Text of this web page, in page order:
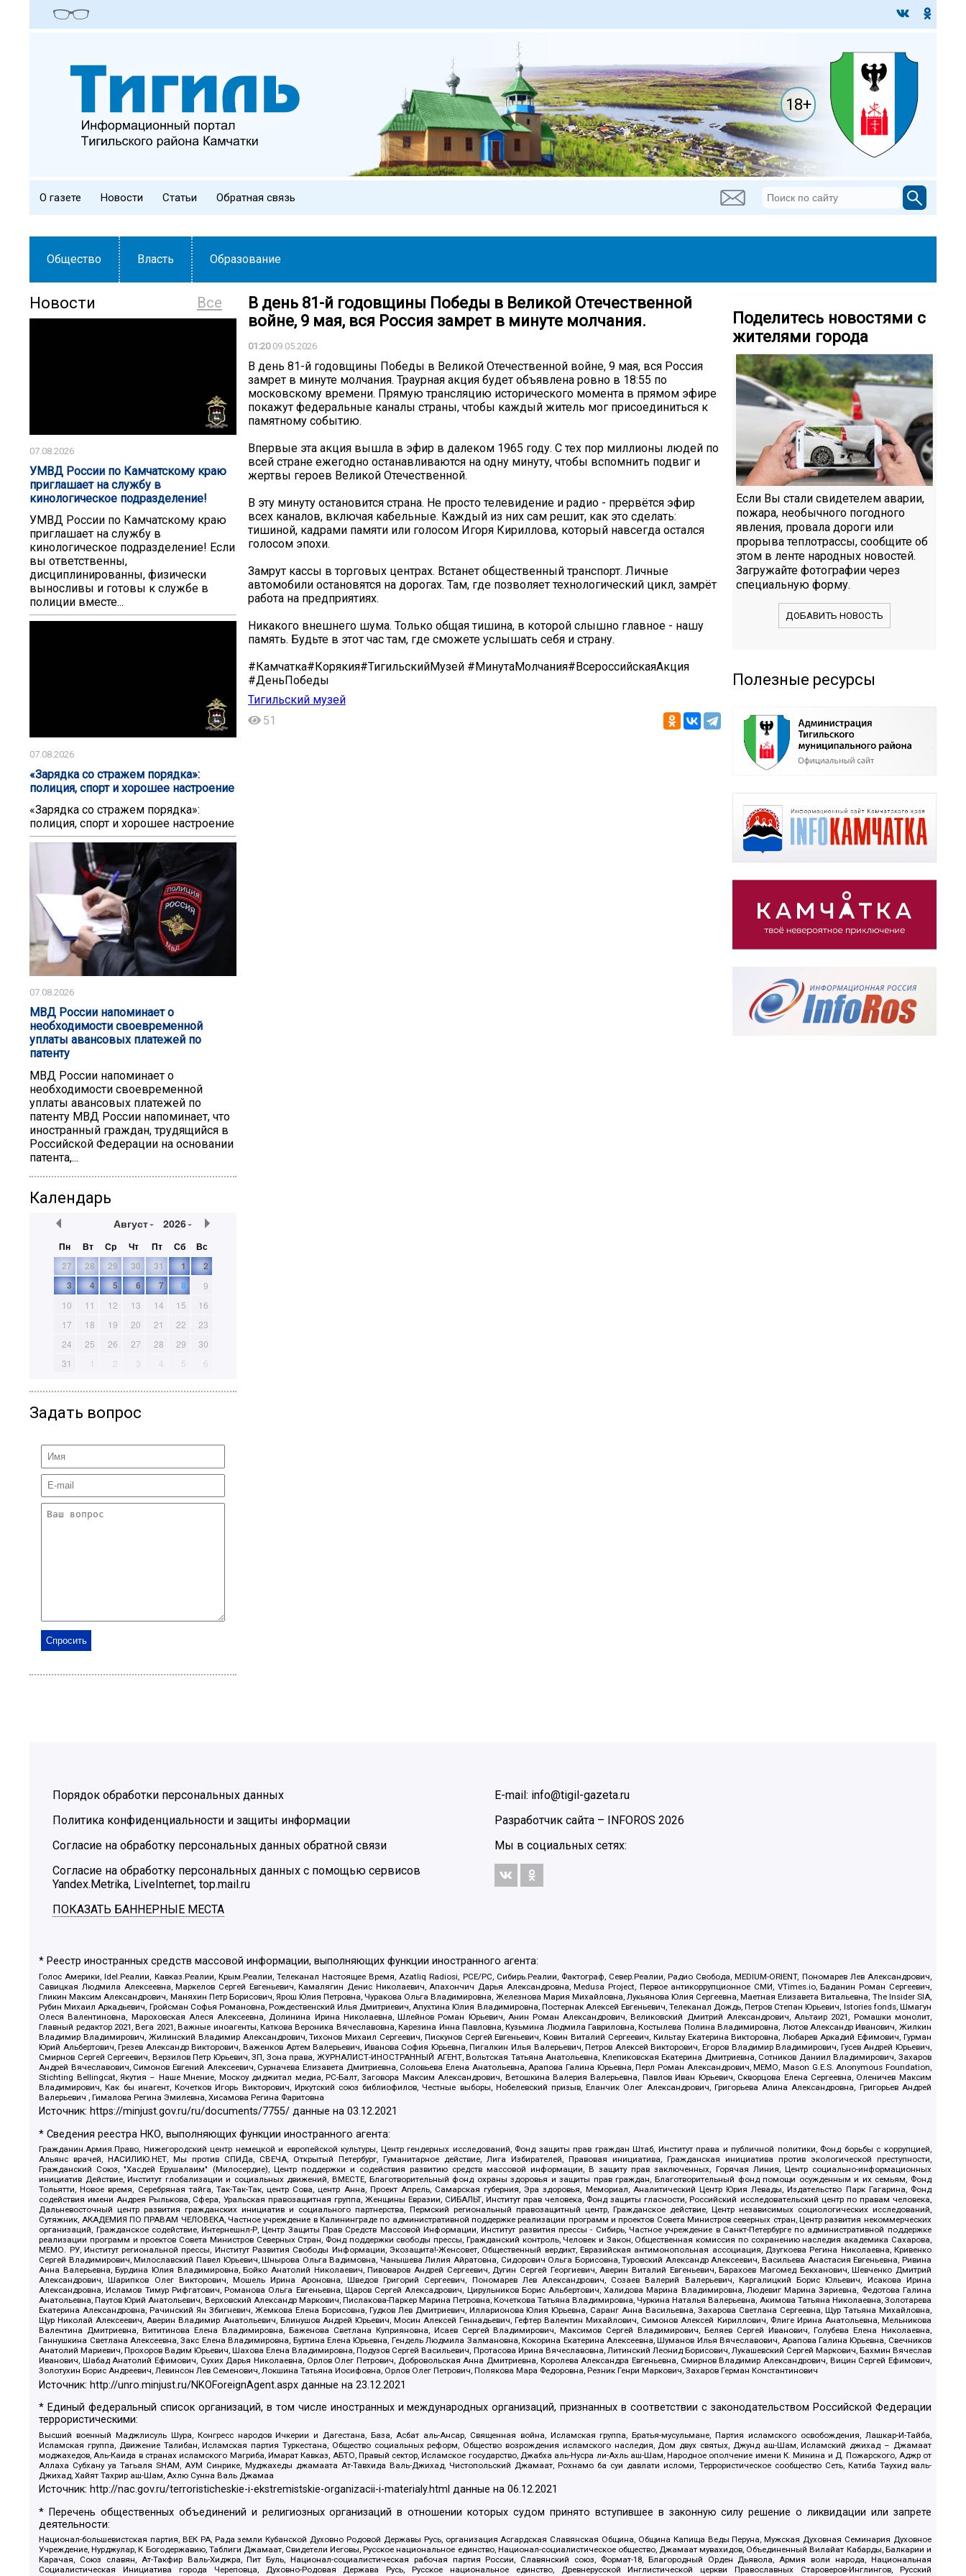
18+
О газете Новости Статьи Обратная связь
Общество Власть Образование
Все
Новости
07.08.2026
УМВД России по Камчатскому краю
приглашает на службу в
кинологическое подразделение!
УМВД России по Камчатскому краю
приглашает на службу в
кинологическое подразделение! Если
вы ответственны,
дисциплинированны, физически
выносливы и готовы к службе в
полиции вместе...
07.08.2026
«Зарядка со стражем порядка»:
полиция, спорт и хорошее настроение
«Зарядка со стражем порядка»:
полиция, спорт и хорошее настроение
07.08.2026
МВД России напоминает о
необходимости своевременной
уплаты авансовых платежей по
патенту
МВД России напоминает о
необходимости своевременной
уплаты авансовых платежей по
патенту ️МВД России напоминает, что
иностранный граждан, трудящийся в
Российской Федерации на основании
патента,...
Календарь
Август 2026
Пн Вт Ср Чт Пт Сб
Вс
27
28 29 30 31 1
2
3
4 5 6 7 8
9
10
11 12 13 14 15
16
17
18 19 20 21 22
23
24
25 26 27 28 29
30
31
1 2 3 4 5 6
Задать вопрос
В день 81-й годовщины Победы в Великой Отечественной
войне, 9 мая, вся Россия замрет в минуте молчания.
01:2009.05.2026
В день 81-й годовщины Победы в Великой Отечественной войне, 9 мая, вся Россия
замрет в минуте молчания. Траурная акция будет объявлена ровно в 18:55 по
московскому времени. Прямую трансляцию исторического момента в прямом эфире
покажут федеральные каналы страны, чтобы каждый житель мог присоединиться к
памятному событию.
Впервые эта акция вышла в эфир в далеком 1965 году. С тех пор миллионы людей по
всей стране ежегодно останавливаются на одну минуту, чтобы вспомнить подвиг и
жертвы героев Великой Отечественной.
️В эту минуту остановится страна. Не просто телевидение и радио - прервётся эфир
всех каналов, включая кабельные. Каждый из них сам решит, как это сделать:
тишиной, кадрами памяти или голосом Игоря Кириллова, который навсегда остался
голосом эпохи.
Замрут кассы в торговых центрах. Встанет общественный транспорт. Личные
автомобили остановятся на дорогах. Там, где позволяет технологический цикл, замрёт
работа на предприятиях.
Никакого внешнего шума. Только общая тишина, в которой слышно главное - нашу
память. Будьте в этот час там, где сможете услышать себя и страну.
#Камчатка#Корякия#ТигильскийМузей #МинутаМолчания#ВсероссийскаяАкция
#ДеньПобеды
Тигильский музей
51
Поделитесь новостями с
жителями города
Если Вы стали свидетелем аварии,
пожара, необычного погодного
явления, провала дороги или
прорыва теплотрассы, сообщите об
этом в ленте народных новостей.
Загружайте фотографии через
специальную форму.
ДОБАВИТЬ НОВОСТЬ
Полезные ресурсы
Порядок обработки персональных данных
Политика конфиденциальности и защиты информации
Согласие на обработку персональных данных обратной связи
Согласие на обработку персональных данных с помощью сервисов
Yandex.Metrika, LiveInternet, top.mail.ru
ПОКАЗАТЬ БАННЕРНЫЕ МЕСТА
E-mail: info@tigil-gazeta.ru
Разработчик сайта – INFOROS 2026
Мы в социальных сетях:
* Реестр иностранных средств массовой информации, выполняющих функции иностранного агента:
Голос Америки, Idel.Реалии, Кавказ.Реалии, Крым.Реалии, Телеканал Настоящее Время, Azatliq Radiosi, PCE/PC, Сибирь.Реалии, Фактограф, Север.Реалии, Радио Свобода, MEDIUM-ORIENT, Пономарев Лев Александрович,
Савицкая Людмила Алексеевна, Маркелов Сергей Евгеньевич, Камалягин Денис Николаевич, Апахончич Дарья Александровна, Medusa Project, Первое антикоррупционное СМИ, VTimes.io, Баданин Роман Сергеевич,
Гликин Максим Александрович, Маняхин Петр Борисович, Ярош Юлия Петровна, Чуракова Ольга Владимировна, Железнова Мария Михайловна, Лукьянова Юлия Сергеевна, Маетная Елизавета Витальевна, The Insider SIA,
Рубин Михаил Аркадьевич, Гройсман Софья Романовна, Рождественский Илья Дмитриевич, Апухтина Юлия Владимировна, Постернак Алексей Евгеньевич, Телеканал Дождь, Петров Степан Юрьевич, Istories fonds, Шмагун
Олеся Валентиновна, Мароховская Алеся Алексеевна, Долинина Ирина Николаевна, Шлейнов Роман Юрьевич, Анин Роман Александрович, Великовский Дмитрий Александрович, Альтаир 2021, Ромашки монолит,
Главный редактор 2021, Вега 2021, Важные иноагенты, Каткова Вероника Вячеславовна, Карезина Инна Павловна, Кузьмина Людмила Гавриловна, Костылева Полина Владимировна, Лютов Александр Иванович, Жилкин
Владимир Владимирович, Жилинский Владимир Александрович, Тихонов Михаил Сергеевич, Пискунов Сергей Евгеньевич, Ковин Виталий Сергеевич, Кильтау Екатерина Викторовна, Любарев Аркадий Ефимович, Гурман
Юрий Альбертович, Грезев Александр Викторович, Важенков Артем Валерьевич, Иванова София Юрьевна, Пигалкин Илья Валерьевич, Петров Алексей Викторович, Егоров Владимир Владимирович, Гусев Андрей Юрьевич,
Смирнов Сергей Сергеевич, Верзилов Петр Юрьевич, ЗП, Зона права, ЖУРНАЛИСТ-ИНОСТРАННЫЙ АГЕНТ, Вольтская Татьяна Анатольевна, Клепиковская Екатерина Дмитриевна, Сотников Даниил Владимирович, Захаров
Андрей Вячеславович, Симонов Евгений Алексеевич, Сурначева Елизавета Дмитриевна, Соловьева Елена Анатольевна, Арапова Галина Юрьевна, Перл Роман Александрович, МЕМО, Mason G.E.S. Anonymous Foundation,
Stichting Bellingcat, Якутия – Наше Мнение, Москоу диджитал медиа, РС-Балт, Заговора Максим Александрович, Ветошкина Валерия Валерьевна, Павлов Иван Юрьевич, Скворцова Елена Сергеевна, Оленичев Максим
Владимирович, Как бы инагент, Кочетков Игорь Викторович, Иркутский союз библиофилов, Честные выборы, Нобелевский призыв, Еланчик Олег Александрович, Григорьева Алина Александровна, Григорьев Андрей
Валерьевич , Гималова Регина Эмилевна, Хисамова Регина Фаритовна
Источник: https://minjust.gov.ru/ru/documents/7755/ данные на03.12.2021
* Сведения реестра НКО, выполняющих функции иностранного агента:
Гражданин.Армия.Право, Нижегородский центр немецкой и европейской культуры, Центр гендерных исследований, Фонд защиты прав граждан Штаб, Институт права и публичной политики, Фонд борьбы с коррупцией,
Альянс врачей, НАСИЛИЮ.НЕТ, Мы против СПИДа, СВЕЧА, Открытый Петербург, Гуманитарное действие, Лига Избирателей, Правовая инициатива, Гражданская инициатива против экологической преступности,
Гражданский Союз, "Хасдей Ерушалаим" (Милосердие), Центр поддержки и содействия развитию средств массовой информации, В защиту прав заключенных, Горячая Линия, Центр социально-информационных
инициатив Действие, Институт глобализации и социальных движений, ВМЕСТЕ, Благотворительный фонд охраны здоровья и защиты прав граждан, Благотворительный фонд помощи осужденным и их семьям, Фонд
Тольятти, Новое время, Серебряная тайга, Так-Так-Так, центр Сова, центр Анна, Проект Апрель, Самарская губерния, Эра здоровья, Мемориал, Аналитический Центр Юрия Левады, Издательство Парк Гагарина, Фонд
содействия имени Андрея Рылькова, Сфера, Уральская правозащитная группа, Женщины Евразии, СИБАЛЬТ, Институт прав человека, Фонд защиты гласности, Российский исследовательский центр по правам человека,
Дальневосточный центр развития гражданских инициатив и социального партнерства, Пермский региональный правозащитный центр, Гражданское действие, Центр независимых социологических исследований,
Сутяжник, АКАДЕМИЯ ПО ПРАВАМ ЧЕЛОВЕКА, Частное учреждение в Калининграде по административной поддержке реализации программ и проектов Совета Министров северных стран, Центр развития некоммерческих
организаций, Гражданское содействие, Интернешнл-Р, Центр Защиты Прав Средств Массовой Информации, Институт развития прессы - Сибирь, Частное учреждение в Санкт-Петербурге по административной поддержке
реализации программ и проектов Совета Министров Северных Стран, Фонд поддержки свободы прессы, Гражданский контроль, Человек и Закон, Общественная комиссия по сохранению наследия академика Сахарова,
МЕМО. РУ, Институт региональной прессы, Институт Развития Свободы Информации, Экозащита!-Женсовет, Общественный вердикт, Евразийская антимонопольная ассоциация, Дзугкоева Регина Николаевна, Кривенко
Сергей Владимирович, Милославский Павел Юрьевич, Шнырова Ольга Вадимовна, Чанышева Лилия Айратовна, Сидорович Ольга Борисовна, Туровский Александр Алексеевич, Васильева Анастасия Евгеньевна, Ривина
Анна Валерьевна, Бурдина Юлия Владимировна, Бойко Анатолий Николаевич, Пивоваров Андрей Сергеевич, Дугин Сергей Георгиевич, Аверин Виталий Евгеньевич, Барахоев Магомед Бекханович, Шевченко Дмитрий
Александрович, Шарипков Олег Викторович, Мошель Ирина Ароновна, Шведов Григорий Сергеевич, Пономарев Лев Александрович, Созаев Валерий Валерьевич, Каргалицкий Борис Юльевич, Исакова Ирина
Александровна, Исламов Тимур Рифгатович, Романова Ольга Евгеньевна, Щаров Сергей Алексадрович, Цирульников Борис Альбертович, Халидова Марина Владимировна, Людевиг Марина Зариевна, Федотова Галина
Анатольевна, Паутов Юрий Анатольевич, Верховский Александр Маркович, Пислакова-Паркер Марина Петровна, Кочеткова Татьяна Владимировна, Чуркина Наталья Валерьевна, Акимова Татьяна Николаевна, Золотарева
Екатерина Александровна, Рачинский Ян Збигневич, Жемкова Елена Борисовна, Гудков Лев Дмитриевич, Илларионова Юлия Юрьевна, Саранг Анна Васильевна, Захарова Светлана Сергеевна, Щур Татьяна Михайловна,
Щур Николай Алексеевич, Аверин Владимир Анатольевич, Блинушов Андрей Юрьевич, Мосин Алексей Геннадьевич, Гефтер Валентин Михайлович, Симонов Алексей Кириллович, Флиге Ирина Анатольевна, Мельникова
Валентина Дмитриевна, Вититинова Елена Владимировна, Баженова Светлана Куприяновна, Исаев Сергей Владимирович, Максимов Сергей Владимирович, Беляев Сергей Иванович, Голубева Елена Николаевна,
Ганнушкина Светлана Алексеевна, Закс Елена Владимировна, Буртина Елена Юрьевна, Гендель Людмила Залмановна, Кокорина Екатерина Алексеевна, Шуманов Илья Вячеславович, Арапова Галина Юрьевна, Свечников
Анатолий Мариевич, Прохоров Вадим Юрьевич, Шахова Елена Владимировна, Подузов Сергей Васильевич, Протасова Ирина Вячеславовна, Литинский Леонид Борисович, Лукашевский Сергей Маркович, Бахмин Вячеслав
Иванович, Шабад Анатолий Ефимович, Сухих Дарья Николаевна, Орлов Олег Петрович, Добровольская Анна Дмитриевна, Королева Александра Евгеньевна, Смирнов Владимир Александрович, Вицин Сергей Ефимович,
Золотухин Борис Андреевич, Левинсон Лев Семенович, Локшина Татьяна Иосифовна, Орлов Олег Петрович, Полякова Мара Федоровна, Резник Генри Маркович, Захаров Герман Константинович
Источник: http://unro.minjust.ru/NKOForeignAgent.aspx данные на23.12.2021
* Единый федеральный список организаций, в том числе иностранных и международных организаций, признанных в соответствии с законодательством Российской Федерации
террористическими:
Высший военный Маджлисуль Шура, Конгресс народов Ичкерии и Дагестана, База, Асбат аль-Ансар, Священная война, Исламская группа, Братья-мусульмане, Партия исламского освобождения, Лашкар-И-Тайба,
Исламская группа, Движение Талибан, Исламская партия Туркестана, Общество социальных реформ, Общество возрождения исламского наследия, Дом двух святых, Джунд аш-Шам, Исламский джихад – Джамаат
моджахедов, Аль-Каида в странах исламского Магриба, Имарат Кавказ, АБТО, Правый сектор, Исламское государство, Джабха аль-Нусра ли-Ахль аш-Шам, Народное ополчение имени К. Минина и Д. Пожарского, Аджр от
Аллаха Субхану уа Тагьаля SHAM, АУМ Синрике, Муджахеды джамаата Ат-Тавхида Валь-Джихад, Чистопольский Джамаат, Рохнамо ба суи давлати исломи, Террористическое сообщество Сеть, Катиба Таухид валь-
Джихад, Хайят Тахрир аш-Шам, Ахлю Сунна Валь Джамаа
Источник: http://nac.gov.ru/terroristicheskie-i-ekstremistskie-organizacii-i-materialy.html данные на06.12.2021
* Перечень общественных объединений и религиозных организаций в отношении которых судом принято вступившее в законную силу решение о ликвидации или запрете
деятельности:
Национал-большевистская партия, ВЕК РА, Рада земли Кубанской Духовно Родовой Державы Русь, организация Асгардская Славянская Община, Община Капища Веды Перуна, Мужская Духовная Семинария Духовное
Учреждение, Нурджулар, К Богодержавию, Таблиги Джамаат, Свидетели Иеговы, Русское национальное единство, Национал-социалистическое общество, Джамаат мувахидов, Объединенный Вилайат Кабарды, Балкарии и
Карачая, Союз славян, Ат-Такфир Валь-Хиджра, Пит Буль, Национал-социалистическая рабочая партия России, Славянский союз, Формат-18, Благородный Орден Дьявола, Армия воли народа, Национальная
Социалистическая Инициатива города Череповца, Духовно-Родовая Держава Русь, Русское национальное единство, Древнерусской Инглистической церкви Православных Староверов-Инглингов, Русский